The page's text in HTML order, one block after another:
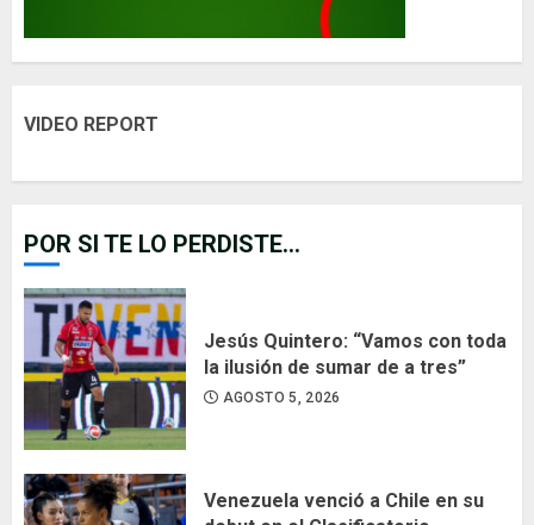
VIDEO REPORT
POR SI TE LO PERDISTE...
Jesús Quintero: “Vamos con toda
la ilusión de sumar de a tres”
AGOSTO 5, 2026
Venezuela venció a Chile en su